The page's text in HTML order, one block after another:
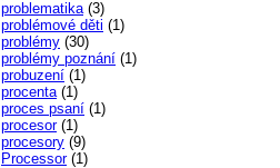
problematika(3)
problémové děti (1)
problémy (30)
problémy poznání (1)
probuzení (1)
procenta(1)
proces psaní (1)
procesor(1)
procesory (9)
Processor(1)